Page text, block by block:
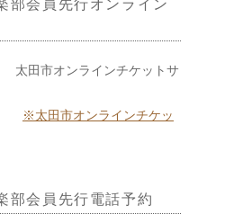
部会員先行オンライン
太田市オンラインチケットサ
※太田市オンラインチケッ
部会員先行電話予約